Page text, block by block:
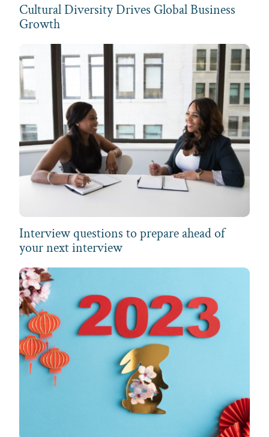
Cultural Diversity Drives Global Business
Growth
Interview questions to prepare ahead of
your next interview